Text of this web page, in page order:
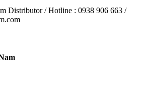
Distributor / Hotline : 0938 906 663 /